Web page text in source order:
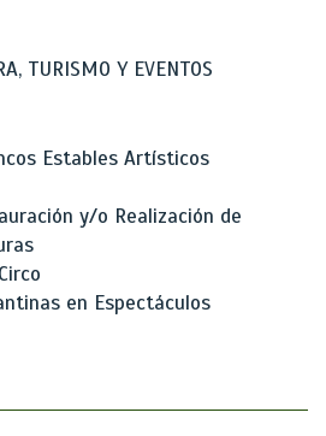
TURISMO Y EVENTOS
Estables Artísticos
y/o Realización de
en Espectáculos